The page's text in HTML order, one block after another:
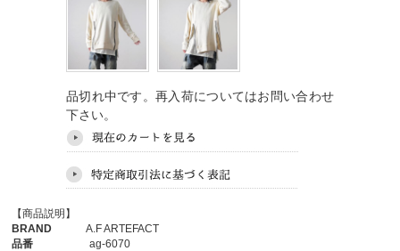
品切れ中です。再入荷についてはお問い合わせ
下さい。
【商品説明】
BRAND A.F ARTEFACT
品番 ag-6070